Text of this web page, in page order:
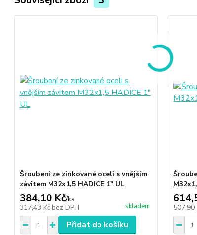
Šroubení ze zinkované oceli s vnějším
závitem M32x1,5 HADICE 1" UL
384,10 Kč/ks
317,43 Kč bez DPH skladem
Přidat do košíku
507,90